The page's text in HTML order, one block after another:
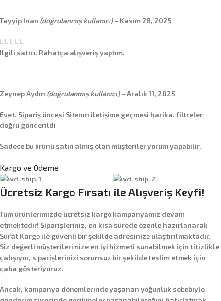
Tayyip Inan (doğrulanmış kullanıcı) – Kasım 28, 2025
Ilgili satıcı. Rahatça alışveriş yaptım.
Zeynep Aydın (doğrulanmış kullanıcı) – Aralık 11, 2025
Evet. Sipariş öncesi Sitenın iletişime geçmesi harika. filtreler
doğru gönderildi
Sadece bu ürünü satın almış olan müşteriler yorum yapabilir.
Kargo ve Ödeme
Ücretsiz Kargo Fırsatı ile Alışveriş Keyfi!
Tüm ürünlerimizde ücretsiz kargo kampanyamız devam
etmektedir! Siparişleriniz, en kısa sürede özenle hazırlanarak
Sürat Kargo ile güvenli bir şekilde adresinize ulaştırılmaktadır.
Siz değerli müşterilerimize en iyi hizmeti sunabilmek için titizlikle
çalışıyor, siparişlerinizi sorunsuz bir şekilde teslim etmek için
çaba gösteriyoruz.
Ancak, kampanya dönemlerinde yaşanan yoğunluk sebebiyle